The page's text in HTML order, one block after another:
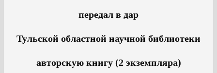
передал в дар
Тульской областной научной библиотеки
авторскую книгу (2 экземпляра)